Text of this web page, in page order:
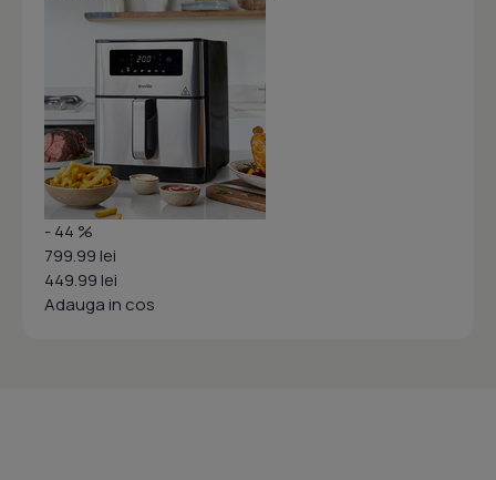
- 44 %
799.99 lei
449.99 lei
Adauga in cos